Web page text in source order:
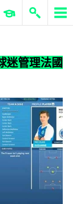
管理法國球隊
ERP 與商業 AI
迷管理法國